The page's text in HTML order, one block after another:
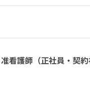
看護師（正社員・契約